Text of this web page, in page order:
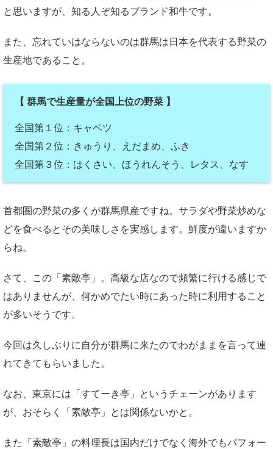
と思いますが、知る人ぞ知るブランド和牛です。
また、忘れていはならないのは群馬は日本を代表する野菜の
生産地であること。
【 群馬で生産量が全国上位の野菜 】
全国第１位：キャベツ
全国第２位：きゅうり、えだまめ、ふき
全国第３位：はくさい、ほうれんそう、レタス、なす
首都圏の野菜の多くが群馬県産ですね。サラダや野菜炒めな
どを食べるとその美味しさを実感します。鮮度が違いますか
らね。
さて、この「素敵亭」。高級な店なので頻繁に行ける感じで
はありませんが、何かめでたい時にあった時に利用すること
が多いそうです。
今回は久しぶりに自分が群馬に来たのでわがままを言って連
れてきてもらいました。
なお、東京には「すてーき亭」というチェーンがあります
が、おそらく「素敵亭」とは関係ないかと。
また「素敵亭」の料理長は国内だけでなく海外でもパフォー